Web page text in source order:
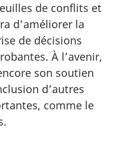
de conflits et
d’améliorer la
de décisions
À l’avenir,
son soutien
d’autres
comme le